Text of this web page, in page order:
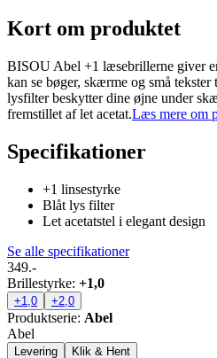
Kort om produktet
BISOU Abel +1 læsebrillerne giver
kan se bøger, skærme og små
lysfilter beskytter dine øjne under
fremstillet af let acetat.Læs mere om
Specifikationer
+1 linsestyrke
Blåt lys filter
Let acetatstel i elegant design
Se alle specifikationer
349.-
Brillestyrke: +1,0
+1,0 +2,0
Produktserie: Abel
Abel
Levering Klik & Hent